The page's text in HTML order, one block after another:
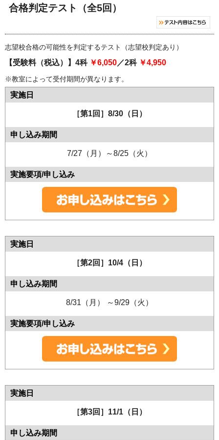
合格判定テスト（全5回）
志望校合格の可能性を判定するテスト（志望校判定あり）
【受験料（税込）】4科 ￥6,050／2科 ￥4,950
※教室によって受付期間が異なります。
［第1回］8/30（日）
7/27（月）～8/25（火）
［第2回］10/4（日）
8/31（月） ～9/29（火）
［第3回］11/1（日）